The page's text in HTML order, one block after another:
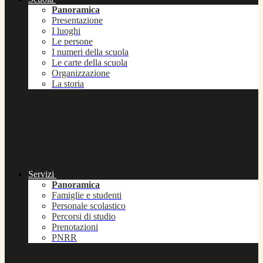
Panoramica
Presentazione
I luoghi
Le persone
I numeri della scuola
Le carte della scuola
Organizzazione
La storia
Servizi
Panoramica
Famiglie e studenti
Personale scolastico
Percorsi di studio
Prenotazioni
PNRR